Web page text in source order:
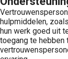
hulpmiddelen,
hun werk goed uit
toegang te hebben